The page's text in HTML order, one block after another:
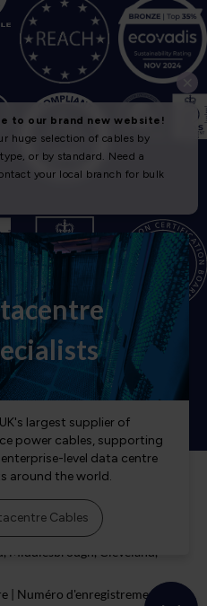
Middlesbrough, Cleveland,
| Numéro d'enregistrement :